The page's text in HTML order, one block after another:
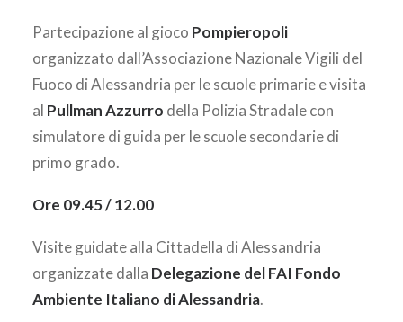
Partecipazione al gioco Pompieropoli
organizzato dall’Associazione Nazionale Vigili del
Fuoco di Alessandria per le scuole primarie e visita
al Pullman Azzurro della Polizia Stradale con
simulatore di guida per le scuole secondarie di
primo grado.
Ore 09.45 / 12.00
Visite guidate alla Cittadella di Alessandria
organizzate dalla Delegazione del FAI Fondo
Ambiente Italiano di Alessandria.